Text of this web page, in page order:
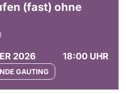
(fast) ohne
2026 18:00 UHR
GAUTING